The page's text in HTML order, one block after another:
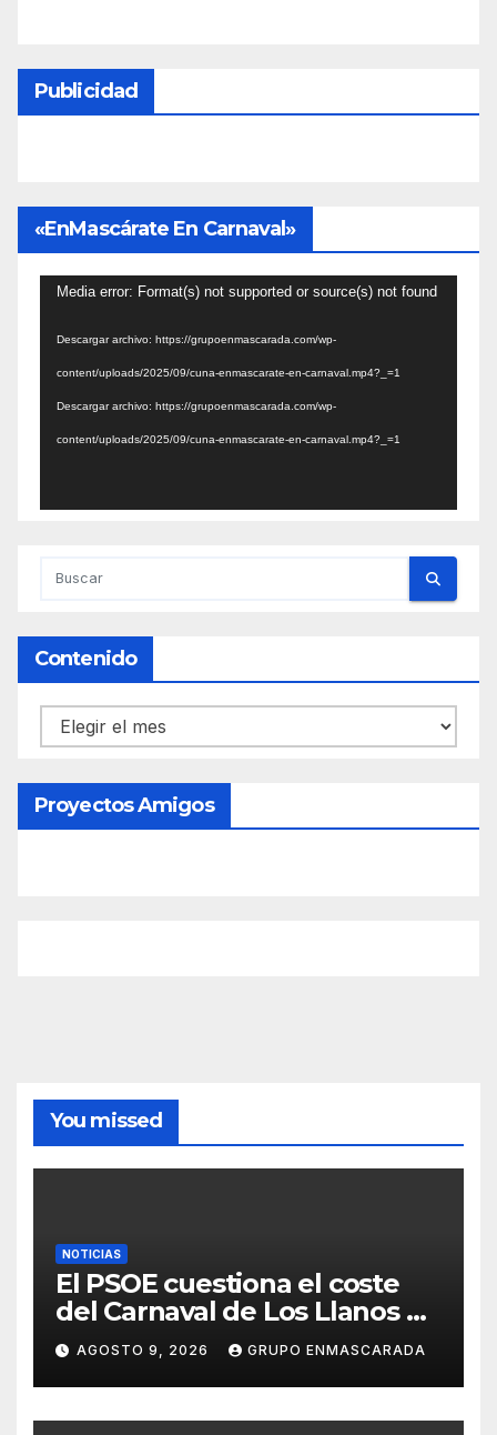
Publicidad
«EnMascárate En Carnaval»
Reproductor
Media error: Format(s) not supported or source(s) not found
Descargar archivo: https://grupoenmascarada.com/wp-
content/uploads/2025/09/cuna-enmascarate-en-carnaval.mp4?_=1
Descargar archivo: https://grupoenmascarada.com/wp-
content/uploads/2025/09/cuna-enmascarate-en-carnaval.mp4?_=1
Contenido
Contenido
Proyectos Amigos
You missed
NOTICIAS
El PSOE cuestiona el coste
del Carnaval de Los Llanos de
Aridane y reclama mayor
control del gasto municipal
AGOSTO 9, 2026 GRUPO ENMASCARADA